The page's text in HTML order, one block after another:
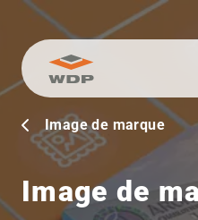
Allez au contenu
Image de marque
Image de